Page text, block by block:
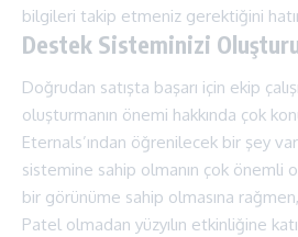
bilgileri takip etmeniz gerektiğini
Destek Sisteminizi
Doğrudan satışta başarı için ekip
oluşturmanın önemi hakkında çok
Eternals’ından öğrenilecek bir şey
sistemine sahip olmanın çok önemli
bir görünüme sahip olmasına rağmen,
Patel olmadan yüzyılın etkinliğine